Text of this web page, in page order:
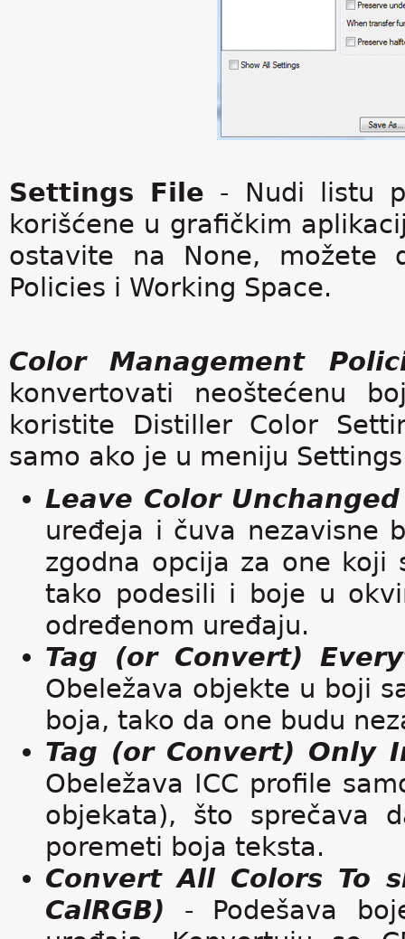
Settings File - Nudi listu
korišćene u grafičkim
ostavite na None, možete
Policies i Working Space.
Color Management
konvertovati neoštećenu
koristite Distiller Color
samo ako je u meniju
Leave Color Unchanged
uređeja i čuva nezavisne
zgodna opcija za one koji
tako podesili i boje u
određenom uređaju.
Tag (or Convert)
Obeležava objekte u boji
boja, tako da one budu
Tag (or Convert) Only
Obeležava ICC profile
objekata), što sprečava
poremeti boja teksta.
Convert All Colors To
CalRGB) - Podešava